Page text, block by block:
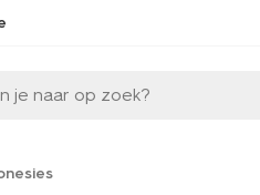
je naar op zoek?